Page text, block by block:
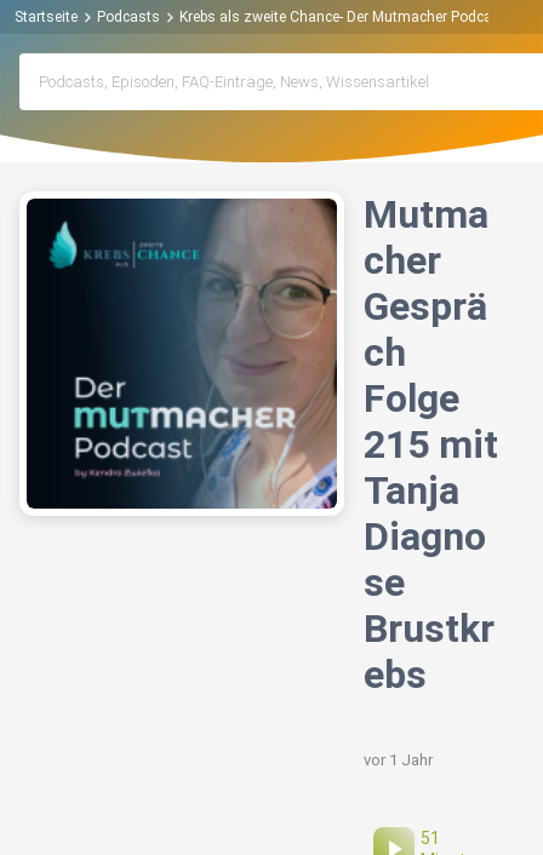
Startseite Podcasts Krebs als zweite Chance- Der Mutmacher Podcast
Mutma
cher
Gesprä
ch
Folge
215 mit
Tanja
Diagno
se
Brustkr
ebs
vor 1 Jahr
51